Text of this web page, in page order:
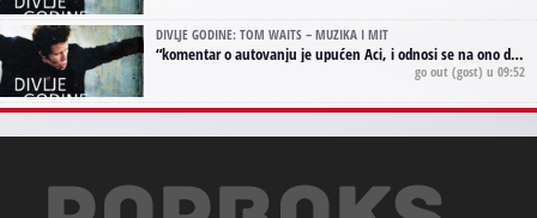
DIVLJE GODINE: TOM WAITS – MUZIKA I MIT
“komentar o autovanju je upućen Aci, i odnosi se na ono drugo autovanje...'senzualnost Waitsa' ;)
go out (gost) u 09:52